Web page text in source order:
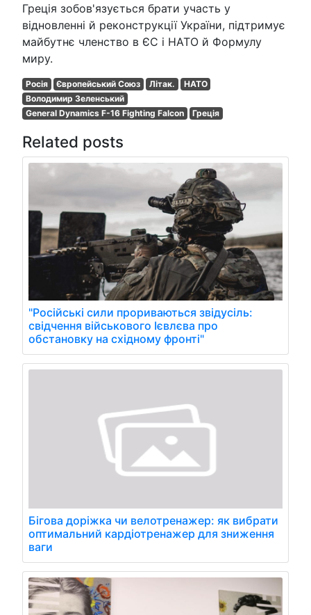
Греція зобов'язується брати участь у
відновленні й реконструкції України, підтримує
майбутнє членство в ЄС і НАТО й Формулу
миру.
Росія Європейський Союз Літак.
НАТО
Володимир Зеленський
General Dynamics F-16 Fighting Falcon
Греція
Related posts
"Російські сили прориваються звідусіль:
свідчення військового Ієвлєва про
обстановку на східному фронті"
Бігова доріжка чи велотренажер: як вибрати
оптимальний кардіотренажер для зниження
ваги